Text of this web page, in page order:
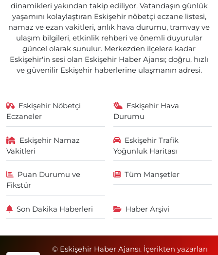
dinamikleri yakından takip ediliyor. Vatandaşın günlük
yaşamını kolaylaştıran Eskişehir nöbetçi eczane listesi,
namaz ve ezan vakitleri, anlık hava durumu, tramvay ve
ulaşım bilgileri, etkinlik rehberi ve önemli duyurular
güncel olarak sunulur. Merkezden ilçelere kadar
Eskişehir'in sesi olan Eskişehir Haber Ajansı; doğru, hızlı
ve güvenilir Eskişehir haberlerine ulaşmanın adresi.
Eskişehir Nöbetçi
Eczaneler
Eskişehir Hava
Durumu
Eskişehir Namaz
Vakitleri
Eskişehir Trafik
Yoğunluk Haritası
Puan Durumu ve
Fikstür
Tüm Manşetler
Son Dakika Haberleri Haber Arşivi
© Eskişehir Haber Ajansı. İçerikten yazarları